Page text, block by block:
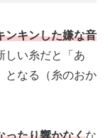
ンキンした嫌な音
しい糸だと「あ
となる（糸のおか
ったり響かなくな